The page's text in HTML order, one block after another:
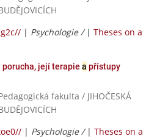
| Psychologie / | Theses on a
její terapie a přístupy
fakulta / JIHOČESKÁ
| Psychologie / | Theses on a